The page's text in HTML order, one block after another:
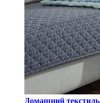
Домашний текстиль